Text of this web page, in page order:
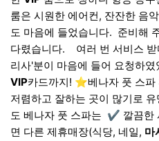
룸은 시원한 에어컨, 잔잔한 음
도 마음에 들었습니다. ​ 준비해
다렸습니다. ​ ​ ​ 여러 번 서비스
리사'분이 마음에 들어 요청하
VIP카드까지! ⭐베나자 풋 스
저렴하고 잘하는 곳이 많기로 유
도 베나자 풋 스파는 ​ ✔️ 깔끔한
면 다른 제휴매장(식당, 네일, 마